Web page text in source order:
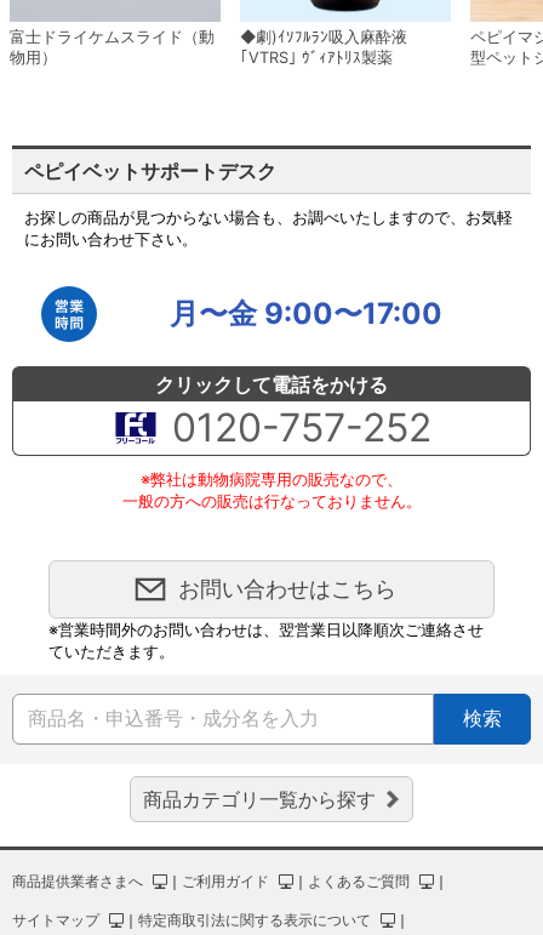
富士ドライケムスライド（動
物用）
◆劇)ｲｿﾌﾙﾗﾝ吸入麻酔液
｢VTRS｣ ｳﾞｨｱﾄﾘｽ製薬
ペピイマ
型ペット
ペピイベットサポートデスク
お探しの商品が見つからない場合も、お調べいたしますので、お気軽
にお問い合わせ下さい。
月〜金 9:00〜17:00
クリックして電話をかける
0120-757-252
※弊社は動物病院専用の販売なので、
一般の方への販売は行なっておりません。
お問い合わせはこちら
※営業時間外のお問い合わせは、翌営業日以降順次ご連絡させ
ていただきます。
検索
商品カテゴリ一覧から探す
商品提供業者さまへ ｜ ご利用ガイド ｜ よくあるご質問 ｜
サイトマップ ｜ 特定商取引法に関する表示について ｜